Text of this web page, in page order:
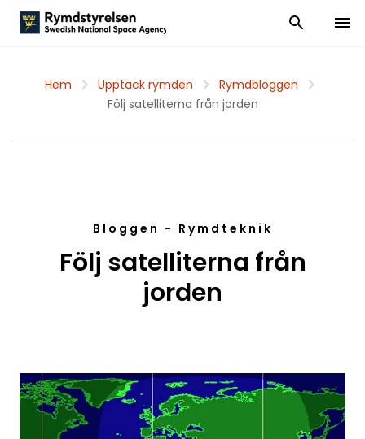
Visa och dölj
Visa
Hem Upptäck rymden
Rymdbloggen
Följ satelliterna från jorden
Bloggen - Rymdteknik
Följ satelliterna från
jorden